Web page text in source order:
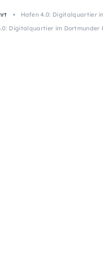
Hafen 4.0: Digitalquartier
Digitalquartier im Dortmunder